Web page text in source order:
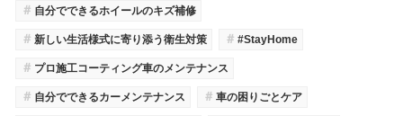
＃ 自分でできるホイールのキズ補修
＃ 新しい生活様式に寄り添う衛生対策 ＃ #StayHome
＃ プロ施工コーティング車のメンテナンス
＃ 自分でできるカーメンテナンス ＃ 車の困りごとケア